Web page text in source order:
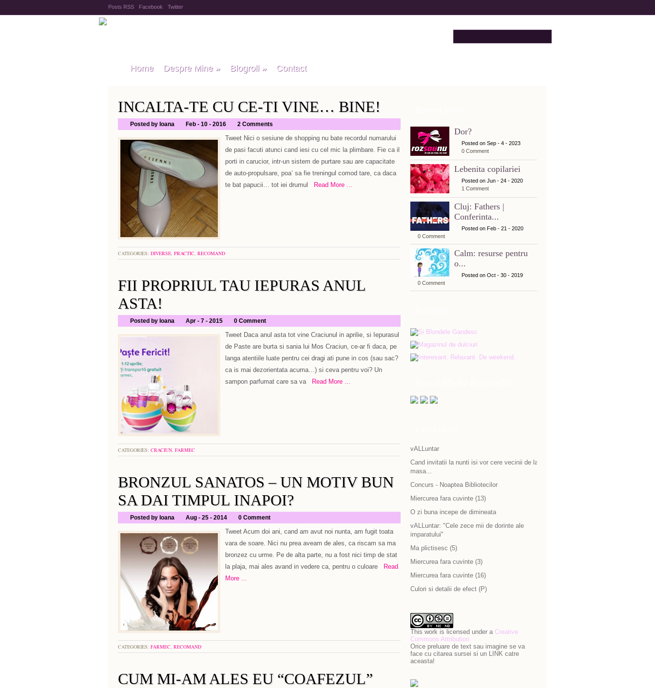
Posts RSS Facebook Twitter
Home Despre Mine» Blogroll » Contact
INCALTA-TE CU CE-TI VINE… BINE!
Posted by Ioana Feb - 10 - 2016 2 Comments
Tweet Nici o sesiune de shopping nu bate recordul numarului
de pasi facuti atunci cand iesi cu cel mic la plimbare. Fie ca il
porti in carucior, intr-un sistem de purtare sau are capacitate
de auto-propulsare, poa’ sa fie treningul comod tare, ca daca
te bat papucii… tot iei drumul
Read More ...
CATEGORIES: DIVERSE, PRACTIC, RECOMAND
FII PROPRIUL TAU IEPURAS ANUL
ASTA!
Posted by Ioana Apr - 7 - 2015 0 Comment
Tweet Daca anul asta tot vine Craciunul in aprilie, si Iepurasul
de Paste are burta si sania lui Mos Craciun, ce-ar fi daca, pe
langa atentiile luate pentru cei dragi ati pune in cos (sau sac?
ca is mai dezorientata acuma…) si ceva pentru voi? Un
sampon parfumat care sa vaRead More ...
CATEGORIES: CRACIUN, FARMEC
BRONZUL SANATOS – UN MOTIV BUN
SA DAI TIMPUL INAPOI?
Posted by Ioana Aug - 25 - 2014 0 Comment
Tweet Acum doi ani, cand am avut noi nunta, am fugit toata
vara de soare. Nici nu prea aveam de ales, ca riscam sa ma
bronzez cu urme. Pe de alta parte, nu a fost nici timp de stat
la plaja, mai ales avand in vedere ca, pentru o culoare Read
More ...
CATEGORIES: FARMEC, RECOMAND
CUM MI-AM ALES EU “COAFEZUL”
Dor?
Posted on Sep - 4 - 2023
0 Comment
Lebenita copilariei
Posted on Jun - 24 - 2020
1 Comment
Cluj: Fathers |
Conferinta...
Posted on Feb - 21 - 2020
0 Comment
Calm: resurse pentru
o...
Posted on Oct - 30 - 2019
0 Comment
vALLuntar
Cand invitatii la nunti isi vor cere vecinii de la
masa...
Concurs - Noaptea Bibliotecilor
Miercurea fara cuvinte (13)
O zi buna incepe de dimineata
vALLuntar: "Cele zece mii de dorinte ale
imparatului"
Ma plictisesc (5)
Miercurea fara cuvinte (3)
Miercurea fara cuvinte (16)
Culori si detalii de efect (P)
This work is licensed under a Creative
Commons Attribution
Orice preluare de text sau imagine se va
face cu citarea sursei si un LINK catre
aceasta!